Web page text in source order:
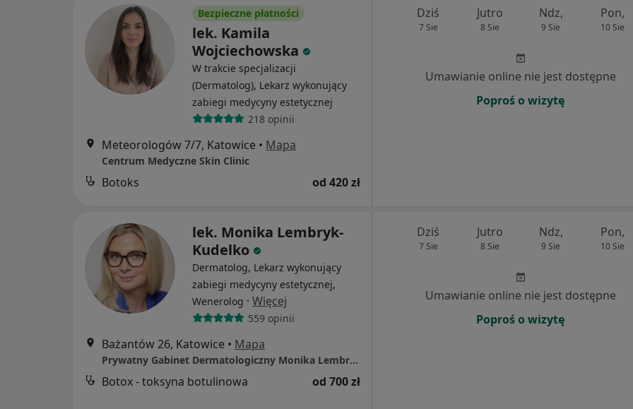
Bezpieczne płatności
lek. Kamila
Wojciechowska
W trakcie specjalizacji
(Dermatolog), Lekarz wykonujący
zabiegi medycyny estetycznej
218 opinii
Meteorologów 7/7, Katowice • Mapa
Centrum Medyczne Skin Clinic
Botoks od 420 zł
Dziś
7 Sie
Jutro
8 Sie
Ndz,
9 Sie
Pon,
10 Sie
Umawianie online nie jest dostępne
Poproś o wizytę
lek. Monika Lembryk-
Kudelko
Dermatolog, Lekarz wykonujący
zabiegi medycyny estetycznej,
Wenerolog · Więcej
559 opinii
Bażantów 26, Katowice • Mapa
Prywatny Gabinet Dermatologiczny Monika Lembryk-Kudelko
Botox - toksyna botulinowa od 700 zł
Dziś
7 Sie
Jutro
8 Sie
Ndz,
9 Sie
Pon,
10 Sie
Umawianie online nie jest dostępne
Poproś o wizytę